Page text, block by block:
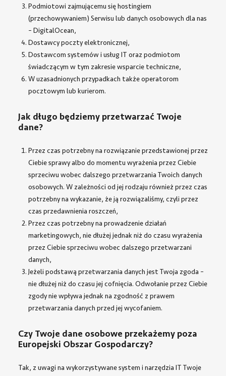
Podmiotowi zajmującemu się hostingiem
(przechowywaniem) Serwisu lub danych osobowych dla nas
– DigitalOcean,
Dostawcy poczty elektronicznej,
Dostawcom systemów i usług IT oraz podmiotom
świadczącym w tym zakresie wsparcie techniczne,
W uzasadnionych przypadkach także operatorom
pocztowym lub kurierom.
Jak długo będziemy przetwarzać Twoje
dane?
Przez czas potrzebny na rozwiązanie przedstawionej przez
Ciebie sprawy albo do momentu wyrażenia przez Ciebie
sprzeciwu wobec dalszego przetwarzania Twoich danych
osobowych. W zależności od jej rodzaju również przez czas
potrzebny na wykazanie, że ją rozwiązaliśmy, czyli przez
czas przedawnienia roszczeń,
Przez czas potrzebny na prowadzenie działań
marketingowych, nie dłużej jednak niż do czasu wyrażenia
przez Ciebie sprzeciwu wobec dalszego przetwarzani
danych,
Jeżeli podstawą przetwarzania danych jest Twoja zgoda –
nie dłużej niż do czasu jej cofnięcia. Odwołanie przez Ciebie
zgody nie wpływa jednak na zgodność z prawem
przetwarzania danych przed jej wycofaniem.
Czy Twoje dane osobowe przekażemy poza
Europejski Obszar Gospodarczy?
Tak, z uwagi na wykorzystywane system i narzędzia IT Twoje